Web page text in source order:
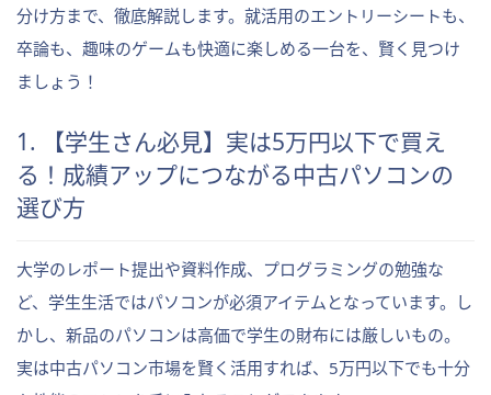
分け方まで、徹底解説します。就活用のエントリーシートも、
卒論も、趣味のゲームも快適に楽しめる一台を、賢く見つけ
ましょう！
1. 【学生さん必見】実は5万円以下で買え
る！成績アップにつながる中古パソコンの
選び方
大学のレポート提出や資料作成、プログラミングの勉強な
ど、学生生活ではパソコンが必須アイテムとなっています。し
かし、新品のパソコンは高価で学生の財布には厳しいもの。
実は中古パソコン市場を賢く活用すれば、5万円以下でも十分